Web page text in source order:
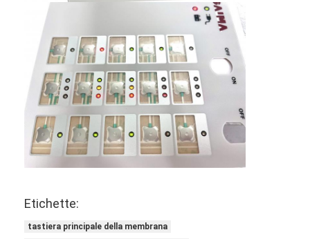
Etichette:
tastiera principale della membrana